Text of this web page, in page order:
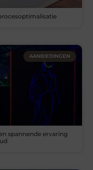
AANBIEDINGEN
spannende ervaring